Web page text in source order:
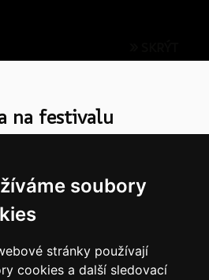
soubory
stránky používají
cookies a další sledovací
na festivalu
vydalo na festival
Představili
loutkových divadel, ale
našeho workshopu možnost